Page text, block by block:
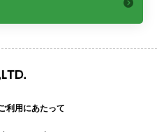
利用にあたって